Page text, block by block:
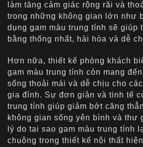
làm tăng cảm giác rộng rãi và
trong những không gian lớn như
dụng gam màu trung tính sẽ giúp
bằng thống nhất, hài hòa và dễ
Hơn nữa, thiết kế phòng khách
gam màu trung tính còn mang
sống thoải mái và dễ chịu cho
gia đình. Sự đơn giản và tinh tế
trung tính giúp giảm bớt căng
không gian sống yên bình và thư
lý do tại sao gam màu trung tính
chuộng trong thiết kế nội thất